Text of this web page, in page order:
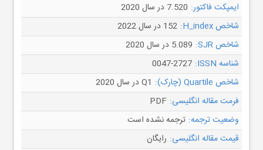
ایمپکت فاکتور: 7.520 در سال 2020
شاخص H_index:
152 در سال 2022
شاخص SJR:
5.089 در سال 2020
شناسه ISSN:
0047-2727
شاخص Quartile (چارک):
Q1 در سال 2020
فرمت مقاله انگلیسی: PDF
وضعیت ترجمه: ترجمه نشده است
قیمت مقاله انگلیسی: رایگان